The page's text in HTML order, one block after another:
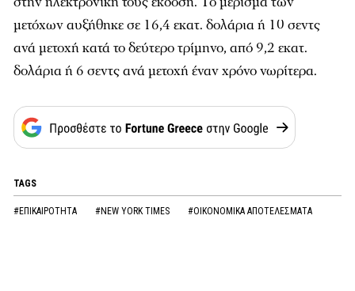
μετόχων αυξήθηκε σε 16,4 εκατ. δολάρια ή 10 σεντς
ανά μετοχή κατά το δεύτερο τρίμηνο, από 9,2 εκατ.
δολάρια ή 6 σεντς ανά μετοχή έναν χρόνο νωρίτερα.
TAGS
#ΕΠΙΚΑΙΡΟΤΗΤΑ #NEW YORK TIMES #ΟΙΚΟΝΟΜΙΚΑ ΑΠΟΤΕΛΕΣΜΑΤΑ